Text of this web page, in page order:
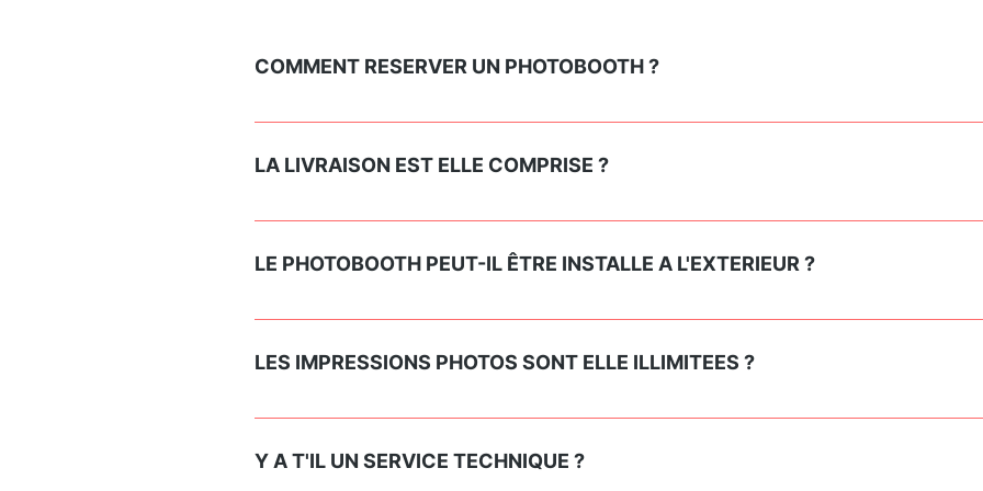
COMMENT RESERVER UN PHOTOBOOTH ?
En nous contactant via notre formulaire, téléphone, mail, ou en passant par
LA LIVRAISON EST ELLE COMPRISE ?
La livraison est comprise dans un rayon 38km autour de Charleroi, le montage et la
LE PHOTOBOOTH PEUT-IL ÊTRE INSTALLE A L'EXTERIEUR ?
Oui et non :-) Dans certain cas, LE Photobooth peut être installé à l'extérieur à
LES IMPRESSIONS PHOTOS SONT ELLE ILLIMITEES ?
En réalité, l'impression illimitée n'existe pas. Nous proposons plusieurs formules
des clients photobooth utilisent entre 150 et 250 impressions. Par contre les photos
Y A T'IL UN SERVICE TECHNIQUE ?